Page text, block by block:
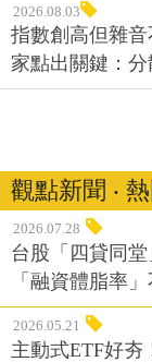
2026.08.03
指數創高但雜
家點出關鍵：
觀點新聞 ‧
2026.07.28
台股「四貸同
「融資體脂率
2026.05.21
主動式ETF好夯